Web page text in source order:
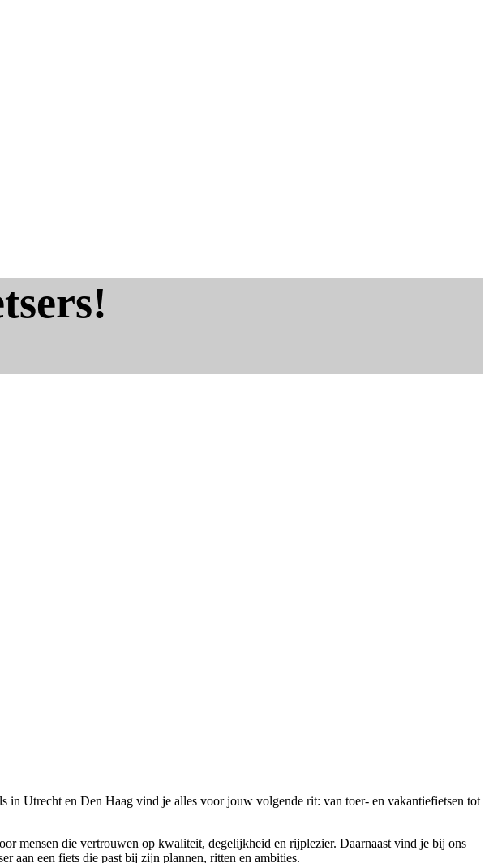
Utrecht en Den Haag vind je alles voor jouw volgende rit: van toer- en vakantiefietsen tot
mensen die vertrouwen op kwaliteit, degelijkheid en rijplezier. Daarnaast vind je bij ons
aan een fiets die past bij zijn plannen, ritten en ambities.